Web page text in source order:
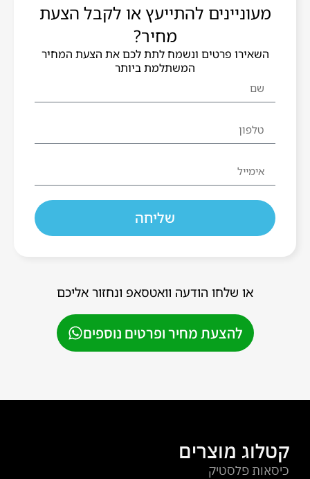
מעוניינים להתייעץ או לקבל הצעת
מחיר?
השאירו פרטים ונשמח לתת לכם את הצעת המחיר
המשתלמת ביותר
שליחה
או שלחו הודעה וואטסאפ ונחזור אליכם
להצעת מחיר ופרטים נוספים
קטלוג מוצרים
כיסאות פלסטיק